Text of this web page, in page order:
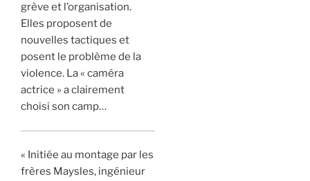
grève et l’organisation.
Elles proposent de
nouvelles tactiques et
posent le problème de la
violence. La « caméra
actrice » a clairement
choisi son camp…
« Initiée au montage par les
frères Maysles, ingénieur